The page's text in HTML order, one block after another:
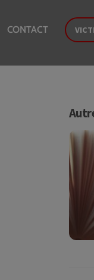
CONTACT